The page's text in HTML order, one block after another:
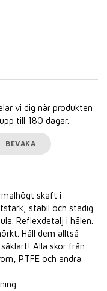
vi dig när produkten
till 180 dagar.
BEVAKA
skaft i
stabil och stadig
Reflexdetalj i hälen.
Håll dem alltså
Alla skor från
PTFE och andra